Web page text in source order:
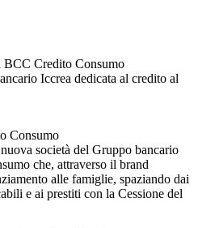
Credito Consumo
Iccrea dedicata al credito al
Consumo
società del Gruppo bancario
che, attraverso il brand
alle famiglie, spaziando dai
e ai prestiti con la Cessione del